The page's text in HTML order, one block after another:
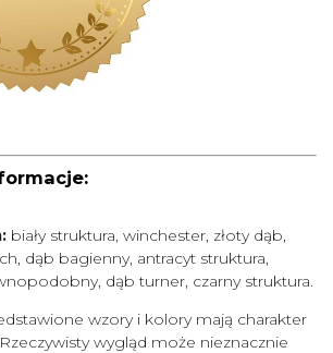
biały struktura, winchester, złoty dąb,
dąb bagienny, antracyt struktura,
dąb turner, czarny struktura.
wzory i kolory mają charakter
wygląd może nieznacznie